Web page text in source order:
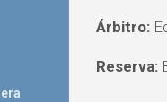
Árbitro:
Reserva: